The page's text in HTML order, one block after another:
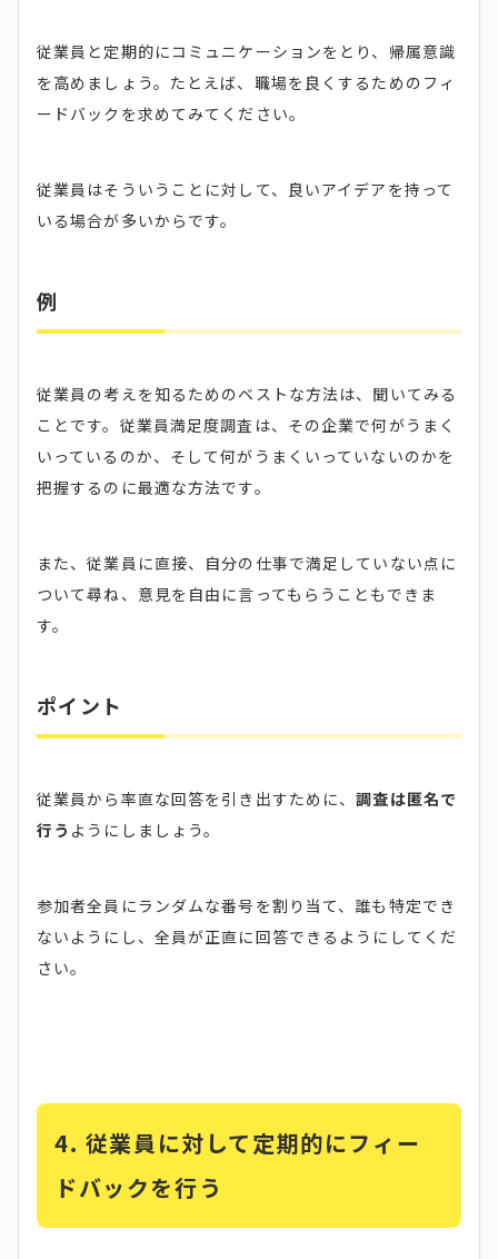
従業員と定期的にコミュニケーションをとり、帰属意識
を高めましょう。たとえば、職場を良くするためのフィ
ードバックを求めてみてください。
従業員はそういうことに対して、良いアイデアを持って
いる場合が多いからです。
例
従業員の考えを知るためのベストな方法は、聞いてみる
ことです。従業員満足度調査は、その企業で何がうまく
いっているのか、そして何がうまくいっていないのかを
把握するのに最適な方法です。
また、従業員に直接、自分の仕事で満足していない点に
ついて尋ね、意見を自由に言ってもらうこともできま
す。
ポイント
従業員から率直な回答を引き出すために、調査は匿名で
行う ようにしましょう。
参加者全員にランダムな番号を割り当て、誰も特定でき
ないようにし、全員が正直に回答できるようにしてくだ
さい。
4. 従業員に対して定期的にフィー
ドバックを行う